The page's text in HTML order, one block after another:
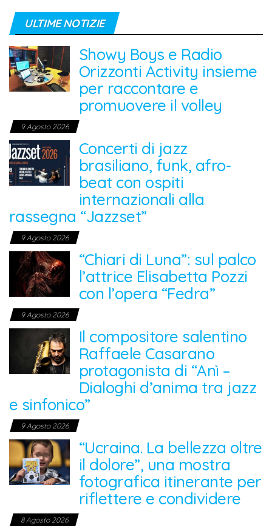
ULTIME NOTIZIE
Showy Boys e Radio
Orizzonti Activity insieme
per raccontare e
promuovere il volley
9 Agosto 2026
Concerti di jazz
brasiliano, funk, afro-
beat con ospiti
internazionali alla
rassegna “Jazzset”
9 Agosto 2026
“Chiari di Luna”: sul palco
l’attrice Elisabetta Pozzi
con l’opera “Fedra”
9 Agosto 2026
Il compositore salentino
Raffaele Casarano
protagonista di “Anì –
Dialoghi d’anima tra jazz
e sinfonico”
9 Agosto 2026
“Ucraina. La bellezza oltre
il dolore”, una mostra
fotografica itinerante per
riflettere e condividere
8 Agosto 2026